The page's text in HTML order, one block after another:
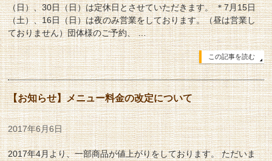
（日）、30日（日）は定休日とさせていただきます。 ＊7月15日
（土）、16日（日）は夜のみ営業をしております。（昼は営業し
ておりません）団体様のご予約、 …
この記事を読む
【お知らせ】メニュー料金の改定について
2017年6月6日
2017年4月より、一部商品が値上がりをしております。 ただいま